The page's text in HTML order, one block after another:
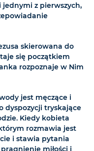
jednymi z pierwszych,
skierowana do
się początkiem
rozpoznaje w Nim
jest męczące i
dyspozycji tryskające
Kiedy kobieta
rozmawia jest
i stawia pytania
miłości i